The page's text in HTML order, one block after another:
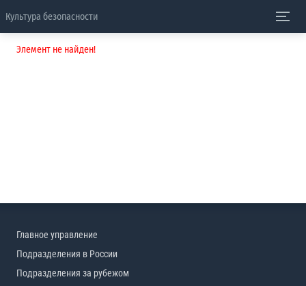
Культура безопасности
Элемент не найден!
Главное управление
Подразделения в России
Подразделения за рубежом